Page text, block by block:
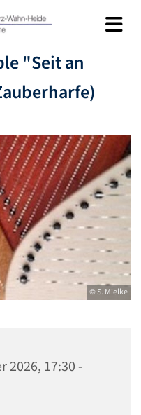
"Seit an
© S. Mielke
2026, 17:30 -